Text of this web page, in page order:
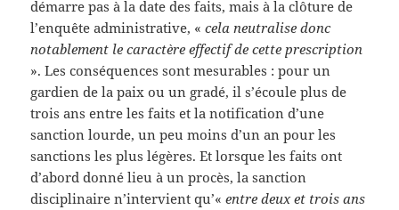
démarre pas à la date des faits, mais à la clôture de
l’enquête administrative, « cela neutralise donc
notablement le caractère effectif de cette prescription
». Les conséquences sont mesurables : pour un
gardien de la paix ou un gradé, il s’écoule plus de
trois ans entre les faits et la notification d’une
sanction lourde, un peu moins d’un an pour les
sanctions les plus légères. Et lorsque les faits ont
d’abord donné lieu à un procès, la sanction
disciplinaire n’intervient qu’« entre deux et trois ans